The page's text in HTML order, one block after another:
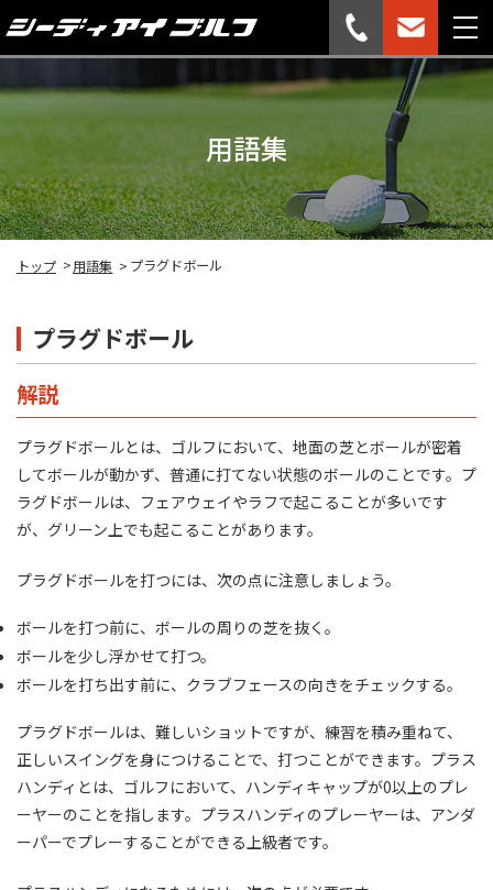
用語集
トップ 用語集 プラグドボール
プラグドボール
解説
プラグドボールとは、ゴルフにおいて、地面の芝とボールが密着
してボールが動かず、普通に打てない状態のボールのことです。プ
ラグドボールは、フェアウェイやラフで起こることが多いです
が、グリーン上でも起こることがあります。
プラグドボールを打つには、次の点に注意しましょう。
ボールを打つ前に、ボールの周りの芝を抜く。
ボールを少し浮かせて打つ。
ボールを打ち出す前に、クラブフェースの向きをチェックする。
プラグドボールは、難しいショットですが、練習を積み重ねて、
正しいスイングを身につけることで、打つことができます。プラス
ハンディとは、ゴルフにおいて、ハンディキャップが0以上のプレ
ーヤーのことを指します。プラスハンディのプレーヤーは、アンダ
ーパーでプレーすることができる上級者です。